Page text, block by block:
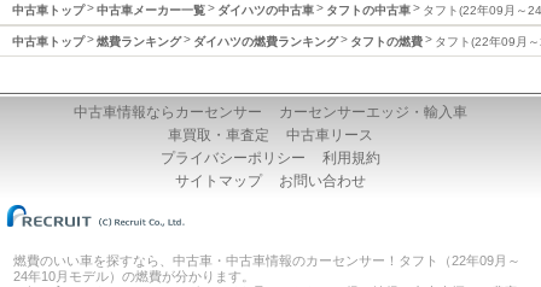
中古車トップ 中古車メーカー一覧 ダイハツの中古車 タフトの中古車 タフト(22年09月～
中古車トップ 燃費ランキング ダイハツの燃費ランキング タフトの燃費 タフト(22年09月
中古車情報ならカーセンサー
カーセンサーエッジ・輸入車
車買取・車査定
中古車リース
プライバシーポリシー
利用規約
サイトマップ
お問い合わせ
燃費のいい車を探すなら、中古車・中古車情報のカーセンサー！タフト（22年09月～
24年10月モデル）の燃費が分かります。